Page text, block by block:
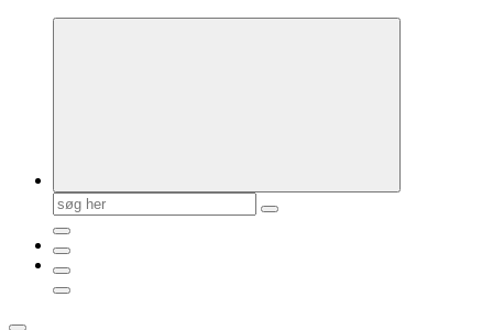
Søg
efter: